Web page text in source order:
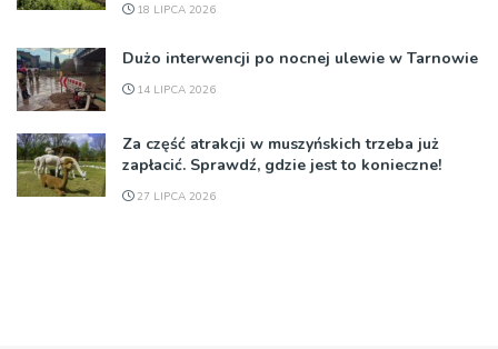
18 LIPCA 2026
Dużo interwencji po nocnej ulewie w Tarnowie
14 LIPCA 2026
Za część atrakcji w muszyńskich trzeba już
zapłacić. Sprawdź, gdzie jest to konieczne!
27 LIPCA 2026